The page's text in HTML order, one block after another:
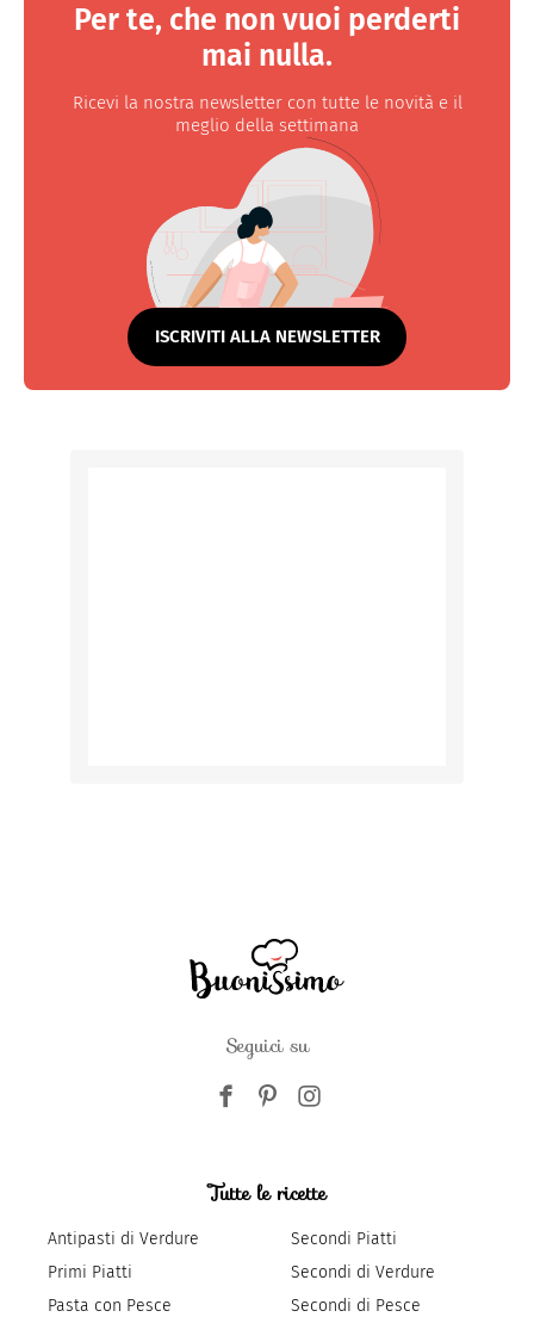
Per te, che non vuoi perderti
mai nulla.
Ricevi la nostra newsletter con tutte le novità e il
meglio della settimana
ISCRIVITI ALLA NEWSLETTER
Seguici su
Tutte le ricette
Antipasti di Verdure
Primi Piatti
Pasta con Pesce
Secondi Piatti
Secondi di Verdure
Secondi di Pesce